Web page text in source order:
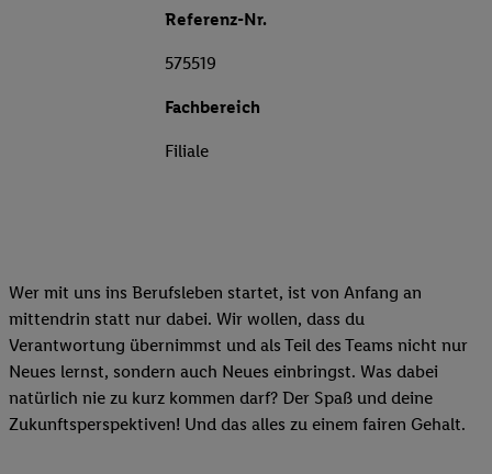
Referenz-Nr.
575519
Fachbereich
Filiale
Wer mit uns ins Berufsleben startet, ist von Anfang an
mittendrin statt nur dabei. Wir wollen, dass du
Verantwortung übernimmst und als Teil des Teams nicht nur
Neues lernst, sondern auch Neues einbringst. Was dabei
natürlich nie zu kurz kommen darf? Der Spaß und deine
Zukunftsperspektiven! Und das alles zu einem fairen Gehalt.